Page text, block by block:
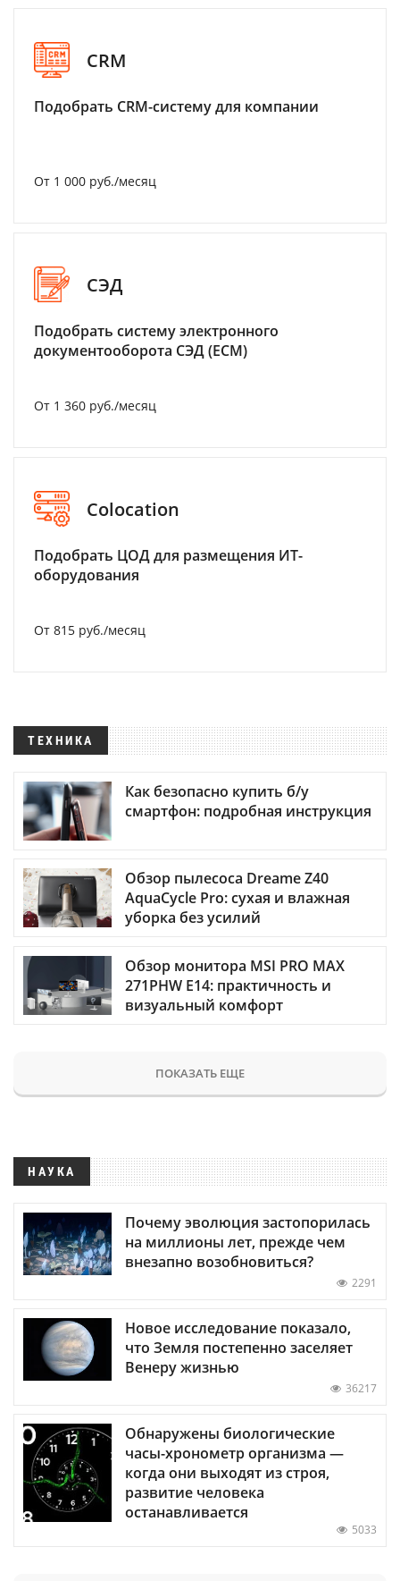
CRM
Подобрать CRM-систему для компании
От 1 000 руб./месяц
СЭД
Подобрать систему электронного
документооборота СЭД (ECM)
От 1 360 руб./месяц
Colocation
Подобрать ЦОД для размещения ИТ-
оборудования
От 815 руб./месяц
ТЕХНИКА
Как безопасно купить б/у
смартфон: подробная инструкция
Обзор пылесоса Dreame Z40
AquaCycle Pro: сухая и влажная
уборка без усилий
Обзор монитора MSI PRO MAX
271PHW E14: практичность и
визуальный комфорт
ПОКАЗАТЬ ЕЩЕ
НАУКА
Почему эволюция застопорилась
на миллионы лет, прежде чем
внезапно возобновиться?
2291
Новое исследование показало,
что Земля постепенно заселяет
Венеру жизнью
36217
Обнаружены биологические
часы-хронометр организма —
когда они выходят из строя,
развитие человека
останавливается
5033